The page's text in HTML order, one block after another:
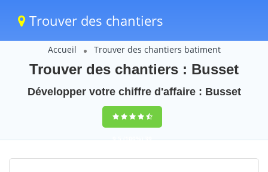
Trouver des chantiers
Accueil Trouver des chantiers batiment
Trouver des chantiers : Busset
Développer votre chiffre d'affaire : Busset
9,5(100%)39
votes